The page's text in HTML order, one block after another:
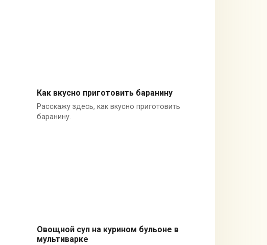
Мясные блюда
Как вкусно приготовить баранину
Расскажу здесь, как вкусно приготовить
баранину.
Овощной суп на курином бульоне в
мультиварке